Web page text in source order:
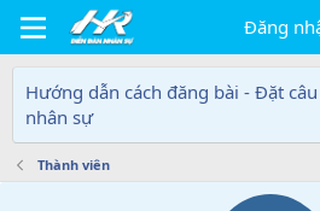
Đăng
Hướng dẫn cách đăng bài - Đặt
nhân sự
Thành viên